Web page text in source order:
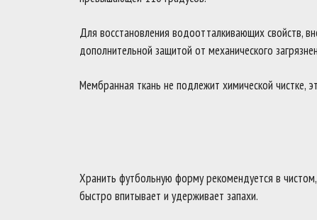
Для восстановления водоотталкивающих свойств,
дополнительной защитой от механического
Мембранная ткань не подлежит химической чистке,
Хранить футбольную форму рекомендуется в
быстро впитывает и удерживает запахи.